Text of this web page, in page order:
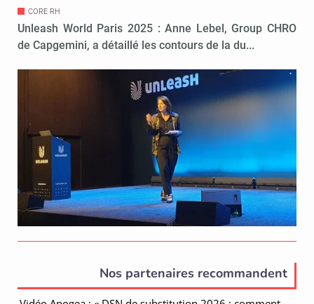
CORE RH
Unleash World Paris 2025 : Anne Lebel, Group CHRO
de Capgemini, a détaillé les contours de la du...
Nos partenaires recommandent